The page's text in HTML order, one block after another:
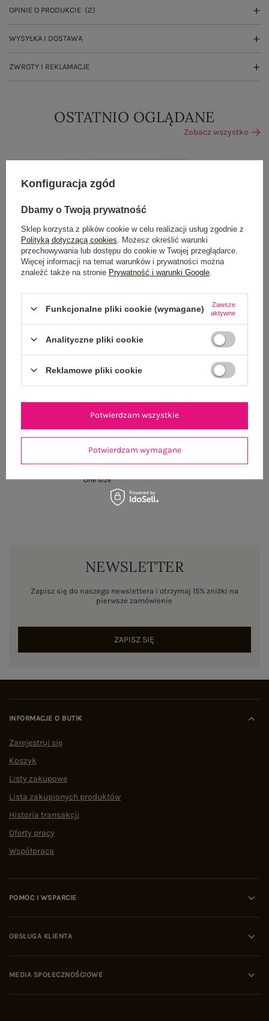
OPINIE O PRODUKCIE (2)
WYSYŁKA I DOSTAWA
ZWROTY I REKLAMACJE
OSTATNIO OGLĄDANE
Zobacz wszystko
9,99 zł
Najniższa cena produktu w okresie 30 dni
Cena regularna:29,99 zł
One size
NEWSLETTER
Zapisz się do naszego newslettera i otrzymaj 15% zniżki na
pierwsze zamówienie
ZAPISZ SIĘ
INFORMACJE O BUTIK
Zarejestruj się
Koszyk
Listy zakupowe
Lista zakupionych produktów
Historia transakcji
Oferty pracy
Współpraca
POMOC I WSPARCIE
OBSŁUGA KLIENTA
MEDIA SPOŁECZNOŚCIOWE
Konfiguracja zgód
Dbamy o Twoją prywatność
Sklep korzysta z plików cookie w celu realizacji usług zgodnie z
Polityką dotyczącą cookies . Możesz określić warunki
przechowywania lub dostępu do cookie w Twojej przeglądarce.
Więcej informacji na temat warunków i prywatności można
znaleźć także na stronie Prywatność i warunki Google
Funkcjonalne pliki cookie (wymagane)
Zawsze
aktywne
Analityczne pliki cookie
Reklamowe pliki cookie
Potwierdzam wymagane
Potwierdzam wszystkie